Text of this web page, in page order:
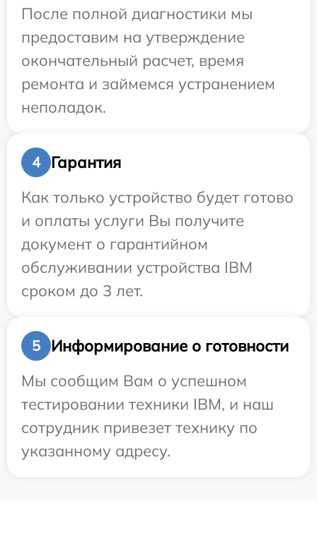
После полной диагностики мы
предоставим на утверждение
окончательный расчет, время
ремонта и займемся устранением
неполадок.
4
Гарантия
Как только устройство будет готово
и оплаты услуги Вы получите
документ о гарантийном
обслуживании устройства IBM
сроком до 3 лет.
5
Информирование о готовности
Мы сообщим Вам о успешном
тестировании техники IBM, и наш
сотрудник привезет технику по
указанному адресу.